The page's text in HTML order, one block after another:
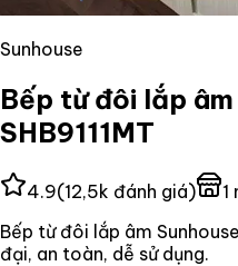
Sunhouse
Bếp từ đôi lắp
SHB9111MT
4.9(12,5k đánh giá) 1
Bếp từ đôi lắp âm
đại, an toàn, dễ sử dụng.